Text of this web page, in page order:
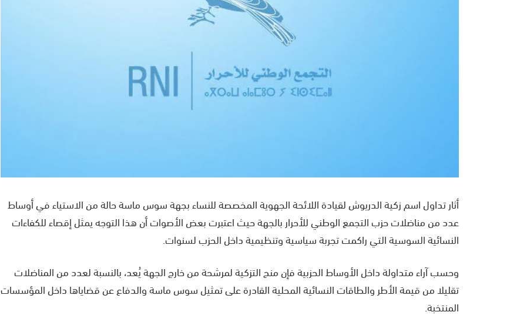
أثار تداول اسم زكية الدريوش لقيادة اللائحة الجهوية المخصصة للنساء بجهة سوس ماسة حالة من الاستياء في أوساط
عدد من مناضلات حزب التجمع الوطني للأحرار بالجهة حيث اعتبرت بعض الأصوات أن هذا التوجه يمثل إقصاء للكفاءات
النسائية السوسية التي راكمت تجربة سياسية وتنظيمية داخل الحزب لسنوات.
وحسب آراء متداولة داخل الأوساط الحزبية فإن منح التزكية لمرشحة من خارج الجهة يُعد، بالنسبة لعدد من المناضلات
تقليلا من قيمة الأطر والطاقات النسائية المحلية القادرة على تمثيل سوس ماسة والدفاع عن قضاياها داخل المؤسسات
المنتخبة.